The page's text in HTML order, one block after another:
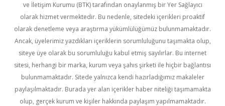
ve İletişim Kurumu (BTK) tarafından onaylanmış bir Yer Sağlayıcı
olarak hizmet vermektedir. Bu nedenle, sitedeki içerikleri proaktif
olarak denetleme veya araştırma yükümlülüğümüz bulunmamaktadır.
Ancak, üyelerimiz yazdıkları içeriklerin sorumluluğunu taşımakta olup,
siteye üye olarak bu sorumluluğu kabul etmiş sayılırlar. Bu internet
sitesi, herhangi bir marka, kurum veya şahıs şirketi ile hiçbir bağlantısı
bulunmamaktadır. Sitede yalnızca kendi hazırladığımız makaleler
paylaşılmaktadır. Burada yer alan içerikler haber niteliği taşımamakta
olup, gerçek kurum ve kişiler hakkında paylaşım yapılmamaktadır.